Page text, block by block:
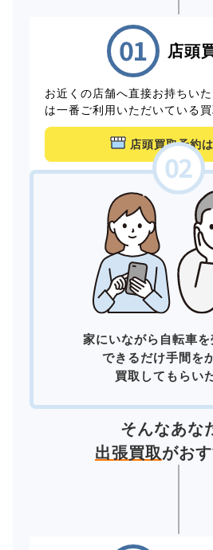
店頭
お近くの店舗へ直接お持ちいた
は一番ご利用いただいている買
店頭買取予約
家にいながら自転車を
できるだけ手間を
買取してもらい
そんなあな
出張買取がおす